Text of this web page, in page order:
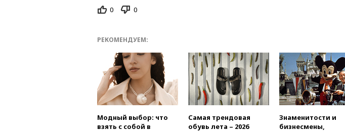
0 0
РЕКОМЕНДУЕМ:
Модный выбор: что
взять с собой в
Самая трендовая
обувь лета – 2026
Знаменитости и
бизнесмены,